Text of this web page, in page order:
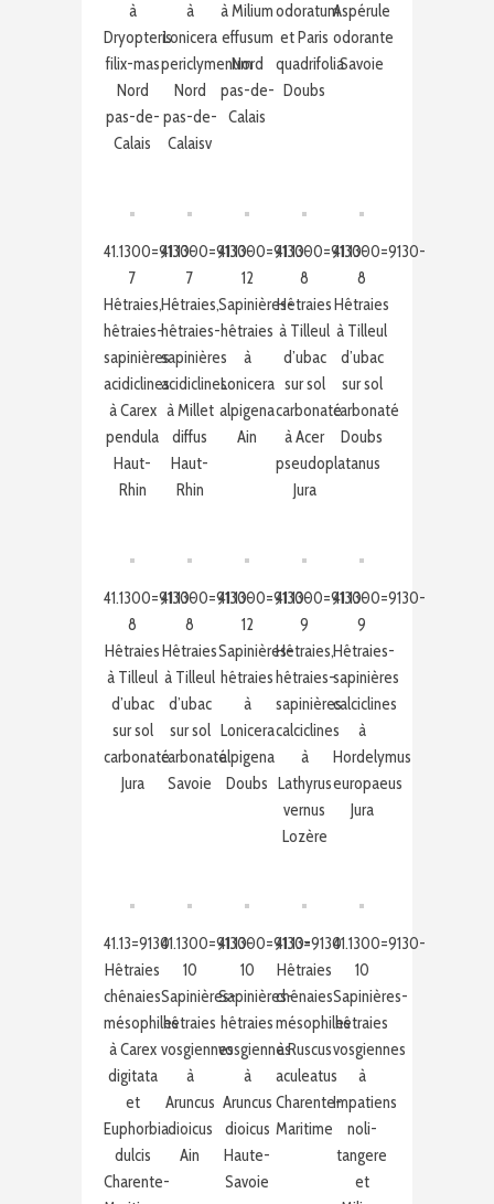
à
Dryopteris
filix-mas
Nord
pas-de-
Calais
à
Lonicera
periclymenum
Nord
pas-de-
Calaisv
à Milium
effusum
Nord
pas-de-
Calais
odoratum
et Paris
quadrifolia
Doubs
Aspérule
odorante
Savoie
41.1300=9130-
7
Hêtraies,
hêtraies-
sapinières
acidiclines
à Carex
pendula
Haut-
Rhin
41.1300=9130-
7
Hêtraies,
hêtraies-
sapinières
acidiclines
à Millet
diffus
Haut-
Rhin
41.1300=9130-
12
Sapinières-
hêtraies
à
Lonicera
alpigena
Ain
41.1300=9130-
8
Hêtraies
à Tilleul
d’ubac
sur sol
carbonaté
à Acer
pseudoplatanus
Jura
41.1300=9130-
8
Hêtraies
à Tilleul
d’ubac
sur sol
carbonaté
Doubs
41.1300=9130-
8
Hêtraies
à Tilleul
d’ubac
sur sol
carbonaté
Jura
41.1300=9130-
8
Hêtraies
à Tilleul
d’ubac
sur sol
carbonaté
Savoie
41.1300=9130-
12
Sapinières-
hêtraies
à
Lonicera
alpigena
Doubs
41.1300=9130-
9
Hêtraies,
hêtraies-
sapinières
calciclines
à
Lathyrus
vernus
Lozère
41.1300=9130-
9
Hêtraies-
sapinières
calciclines
à
Hordelymus
europaeus
Jura
41.13=9130
Hêtraies
chênaies
mésophiles
à Carex
digitata
et
Euphorbia
dulcis
Charente-
41.1300=9130-
10
Sapinières-
hêtraies
vosgiennes
à
Aruncus
dioicus
Ain
41.1300=9130-
10
Sapinières-
hêtraies
vosgiennes
à
Aruncus
dioicus
Haute-
Savoie
41.13=9130
Hêtraies
chênaies
mésophiles
à Ruscus
aculeatus
Charente-
Maritime
41.1300=9130-
10
Sapinières-
hêtraies
vosgiennes
à
Impatiens
noli-
tangere
et